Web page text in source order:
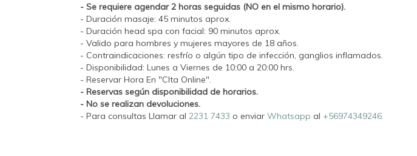
- Se requiere agendar 2 horas seguidas (NO en el mismo horario).
- Duración masaje: 45 minutos aprox.
- Duración head spa con facial: 90 minutos aprox.
- Valido para hombres y mujeres mayores de 18 años.
- Contraindicaciones: resfrío o algún tipo de infección, ganglios inflamados.
- Disponibilidad: Lunes a Viernes de 10:00 a 20:00 hrs.
- Reservar Hora En "CIta Online".
- Reservas según disponibilidad de horarios.
- No se realizan devoluciones.
- Para consultas Llamar al 2231 7433 o enviar Whatsapp al +56974349246.